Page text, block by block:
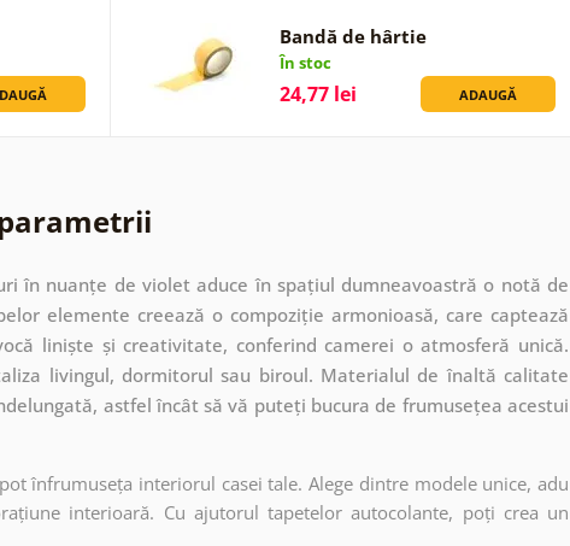
Bandă de hârtie
În stoc
24,77 lei ADAUGĂ
în nuanțe de violet aduce în spațiul dumneavoastră o notă de
elemente creează o compoziție armonioasă, care captează
liniște și creativitate, conferind camerei o atmosferă unică.
livingul, dormitorul sau biroul. Materialul de înaltă calitate
astfel încât să vă puteți bucura de frumusețea acestui
înfrumuseța interiorul casei tale. Alege dintre modele unice, adu
interioară. Cu ajutorul tapetelor autocolante, poți crea un